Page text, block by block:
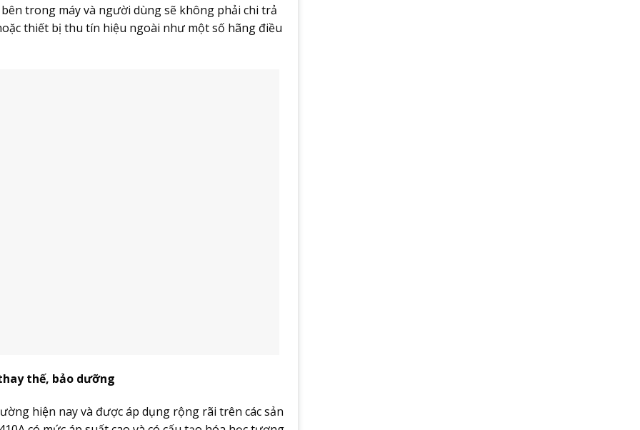
trong máy và người dùng sẽ không phải chi trả
thiết bị thu tín hiệu ngoài như một số hãng điều
thế, bảo dưỡng
hiện nay và được áp dụng rộng rãi trên các sản